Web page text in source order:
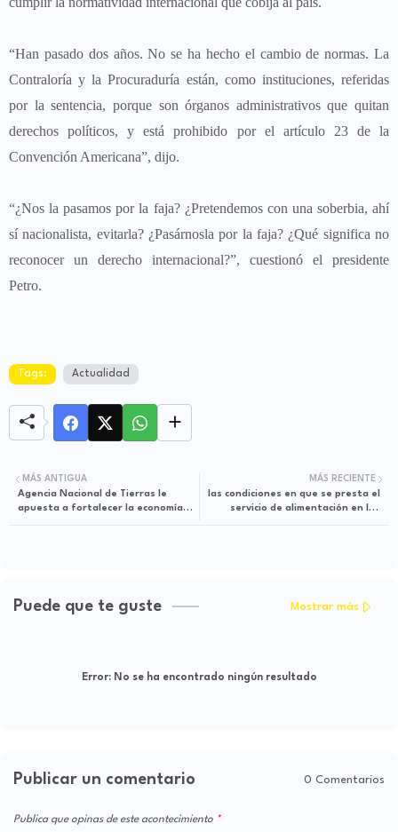
“Han pasado dos años. No se ha hecho el cambio de normas. La
Contraloría y la Procuraduría están, como instituciones, referidas
por la sentencia, porque son órganos administrativos que quitan
derechos políticos, y está prohibido por el artículo 23 de la
Convención Americana”, dijo.
“¿Nos la pasamos por la faja? ¿Pretendemos con una soberbia, ahí
sí nacionalista, evitarla? ¿Pasárnosla por la faja? ¿Qué significa no
reconocer un derecho internacional?”, cuestionó el presidente
Petro.
Tags: Actualidad
MÁS RECIENTE
las condiciones en que se presta el
servicio de alimentación en las
MÁS ANTIGUA
Agencia Nacional de Tierras le
apuesta a fortalecer la economía
Puede que te guste Mostrar más
Error:No se ha encontrado ningún resultado
Publicar un comentario 0 Comentarios
Publica que opinas de este acontecimiento